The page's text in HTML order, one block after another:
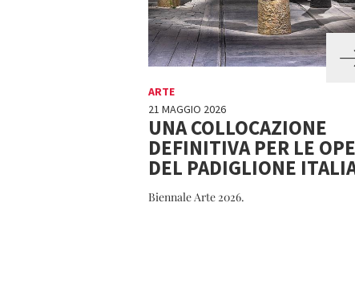
ARTE
21 MAGGIO 2026
UNA COLLOCAZIONE
DEFINITIVA PER LE
DEL PADIGLIONE
Biennale Arte 2026.